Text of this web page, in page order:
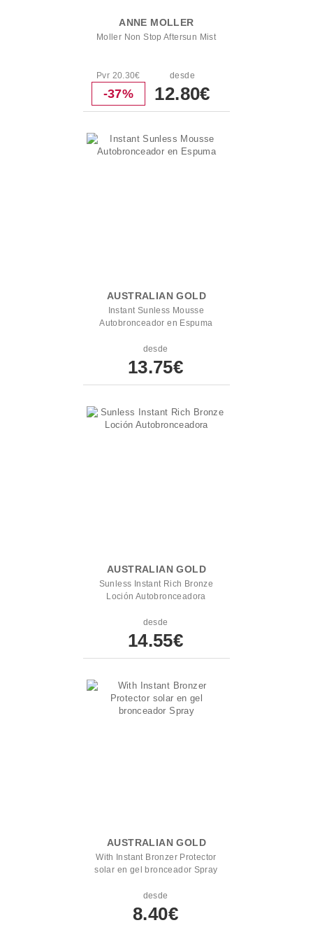
ANNE MOLLER
Moller Non Stop Aftersun Mist
Pvr 20.30€
-37%
desde
12.80€
AUSTRALIAN GOLD
Instant Sunless Mousse
Autobronceador en Espuma
desde
13.75€
AUSTRALIAN GOLD
Sunless Instant Rich Bronze
Loción Autobronceadora
desde
14.55€
AUSTRALIAN GOLD
With Instant Bronzer Protector
solar en gel bronceador Spray
desde
8.40€